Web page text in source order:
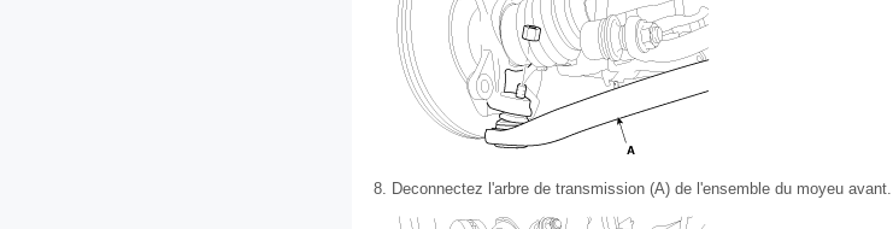
8. Deconnectez l'arbre de transmission (A) de l'ensemble du moyeu avant.